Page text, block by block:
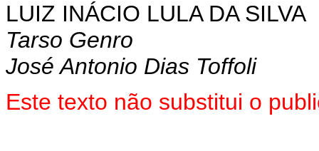
LUIZ INÁCIO LULA DA SILVA
Tarso Genro
José Antonio Dias Toffoli
Este texto não substitui o